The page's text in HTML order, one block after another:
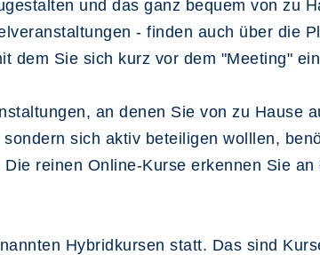
und das ganz bequem von zu
- finden auch über die
dem Sie sich kurz vor dem "Meeting"
an denen Sie von zu Hause
sich aktiv beteiligen wolllen,
reinen Online-Kurse erkennen Sie
Hybridkursen statt. Das sind